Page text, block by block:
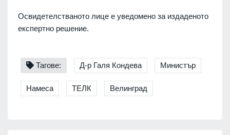
Освидетелстваното лице е уведомено за издаденото
експертно решение.
Тагове: Д-р Галя Кондева Министър
Намеса ТЕЛК Велинград